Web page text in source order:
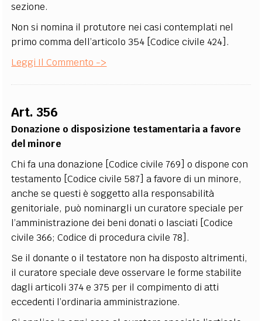
sezione.
Non si nomina il protutore nei casi contemplati nel
primo comma dell’articolo 354 [Codice civile 424].
Leggi Il Commento ->
Art. 356
Donazione o disposizione testamentaria a favore
del minore
Chi fa una donazione [Codice civile 769] o dispone con
testamento [Codice civile 587] a favore di un minore,
anche se questi è soggetto alla responsabilità
genitoriale, può nominargli un curatore speciale per
l’amministrazione dei beni donati o lasciati [Codice
civile 366; Codice di procedura civile 78].
Se il donante o il testatore non ha disposto altrimenti,
il curatore speciale deve osservare le forme stabilite
dagli articoli 374 e 375 per il compimento di atti
eccedenti l’ordinaria amministrazione.